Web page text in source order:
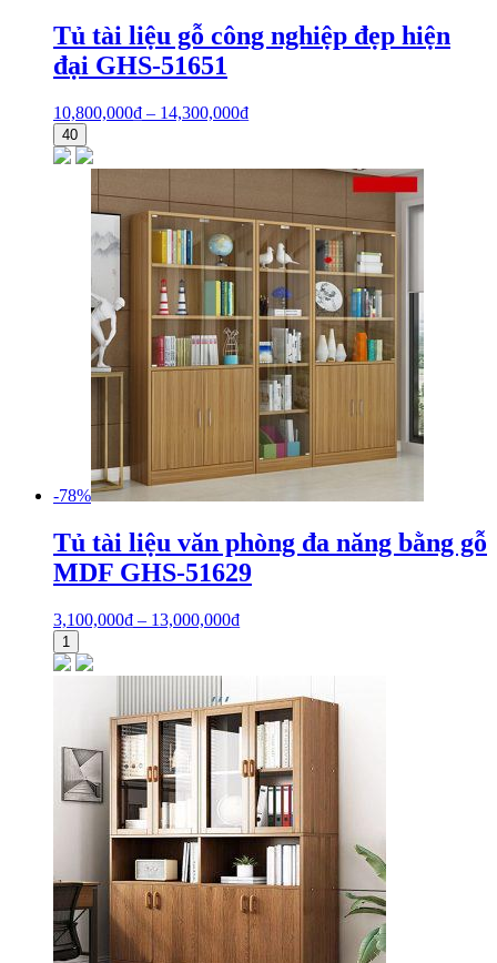
Tủ tài liệu gỗ công nghiệp đẹp hiện
đại GHS-51651
10,800,000₫ – 14,300,000₫
40
-78%
Tủ tài liệu văn phòng đa năng bằng gỗ
MDF GHS-51629
3,100,000₫ – 13,000,000₫
1